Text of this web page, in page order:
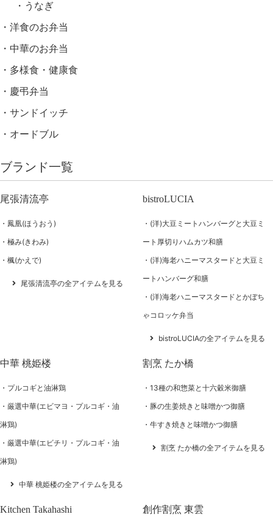
うなぎ
洋食のお弁当
中華のお弁当
多様食・健康食
慶弔弁当
サンドイッチ
オードブル
ブランド一覧
尾張清流亭
鳳凰(ほうおう)
極み(きわみ)
楓(かえで)
尾張清流亭の全アイテムを見る
bistroLUCIA
(洋)大豆ミートハンバーグと大豆ミ
ート厚切りハムカツ和膳
(洋)海老ハニーマスタードと大豆ミ
ートハンバーグ和膳
(洋)海老ハニーマスタードとかぼち
ゃコロッケ弁当
bistroLUCIAの全アイテムを見る
中華 桃姫楼
プルコギと油淋鶏
厳選中華(エビマヨ・プルコギ・油
淋鶏)
厳選中華(エビチリ・プルコギ・油
淋鶏)
中華 桃姫楼の全アイテムを見る
割烹 たか橋
13種の和惣菜と十六穀米御膳
豚の生姜焼きと味噌かつ御膳
牛すき焼きと味噌かつ御膳
割烹 たか橋の全アイテムを見る
Kitchen Takahashi 創作割烹 東雲